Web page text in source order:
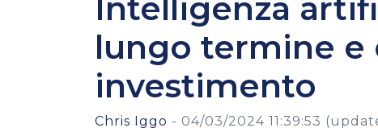
Intelligenza
lungo termine
investimento
Chris Iggo - 04/03/2024 11:39:53